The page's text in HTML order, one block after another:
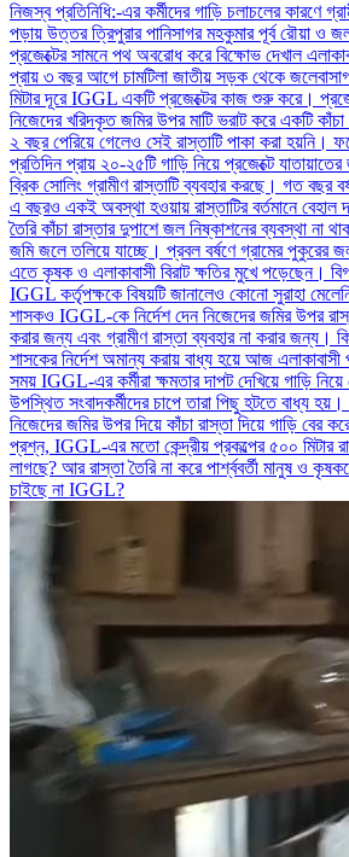
নিজস্ব প্রতিনিধি:-এর কর্মীদের গাড়ি চলাচলের কারণে
পড়ায় উত্তর ত্রিপুরার পানিসাগর মহকুমার পূর্ব রৌয়া ও
প্রজেক্টের সামনে পথ অবরোধ করে বিক্ষোভ দেখাল
প্রায় ৩ বছর আগে চামটিলা জাতীয় সড়ক থেকে
মিটার দূরে IGGL একটি প্রজেক্টের কাজ শুরু করে।
নিজেদের খরিদকৃত জমির উপর মাটি ভরাট করে একটি
২ বছর পেরিয়ে গেলেও সেই রাস্তাটি পাকা করা হয়নি।
প্রতিদিন প্রায় ২০-২৫টি গাড়ি নিয়ে প্রজেক্টে
ব্রিক সোলিং গ্রামীণ রাস্তাটি ব্যবহার করছে। গত বছর
এ বছরও একই অবস্থা হওয়ায় রাস্তাটির বর্তমানে
তৈরি কাঁচা রাস্তার দুপাশে জল নিষ্কাশনের ব্যবস্থা না
জমি জলে তলিয়ে যাচ্ছে। প্রবল বর্ষণে গ্রামের পুকুরের
এতে কৃষক ও এলাকাবাসী বিরাট ক্ষতির মুখে পড়েছেন।
IGGL কর্তৃপক্ষকে বিষয়টি জানালেও কোনো সুরাহা
শাসকও IGGL-কে নির্দেশ দেন নিজেদের জমির উপর
করার জন্য এবং গ্রামীণ রাস্তা ব্যবহার না করার
শাসকের নির্দেশ অমান্য করায় বাধ্য হয়ে আজ
সময় IGGL-এর কর্মীরা ক্ষমতার দাপট দেখিয়ে গাড়ি
উপস্থিত সংবাদকর্মীদের চাপে তারা পিছু হটতে বাধ্য
নিজেদের জমির উপর দিয়ে কাঁচা রাস্তা দিয়ে গাড়ি
প্রশ্ন, IGGL-এর মতো কেন্দ্রীয় প্রকল্পের ৫০০ মিটার
লাগছে? আর রাস্তা তৈরি না করে পার্শ্ববর্তী মানুষ ও
চাইছে না IGGL?